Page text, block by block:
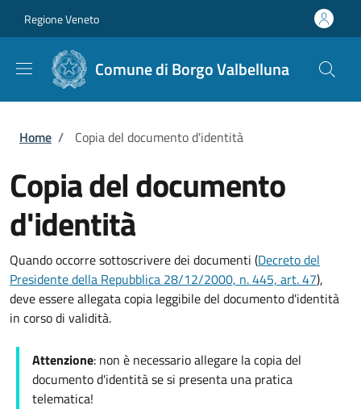
Regione Veneto
Comune di Borgo Valbelluna
Briciole di pane
Home / Copia del documento d'identità
Copia del documento
d'identità
Quando occorre sottoscrivere dei documenti (Decreto del
Presidente della Repubblica 28/12/2000, n. 445, art. 47),
deve essere allegata copia leggibile del documento d'identità
in corso di validità.
Attenzione: non è necessario allegare la copia del
documento d'identità se si presenta una pratica
telematica!